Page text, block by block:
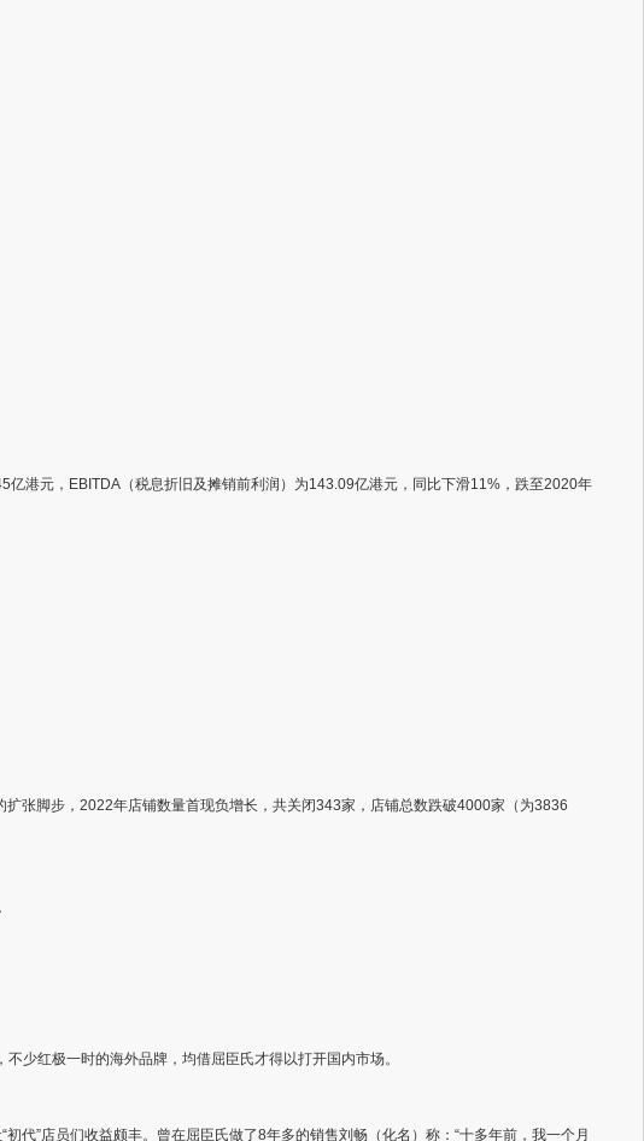
港元，EBITDA（税息折旧及摊销前利润）为143.09亿港元，同比下滑11%，跌至2020年
张脚步，2022年店铺数量首现负增长，共关闭343家，店铺总数跌破4000家（为3836
少红极一时的海外品牌，均借屈臣氏才得以打开国内市场。
”店员们收益颇丰。曾在屈臣氏做了8年多的销售刘畅（化名）称：“十多年前，我一个月